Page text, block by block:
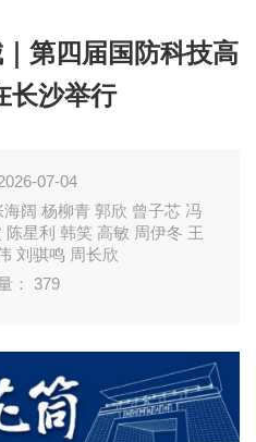
第四届国防科技高
长沙举行
07-04
阔 杨柳青 郭欣 曾子芯 冯
星利 韩笑 高敏 周伊冬 王
刘骐鸣 周长欣
： 379